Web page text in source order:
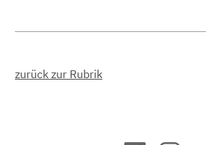
zurück zur Rubrik